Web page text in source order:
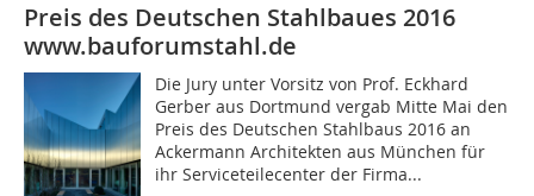
Preis des Deutschen Stahlbaues 2016
www.bauforumstahl.de
Die Jury unter Vorsitz von Prof. Eckhard
Gerber aus Dortmund vergab Mitte Mai den
Preis des Deutschen Stahlbaus 2016 an
Ackermann Architekten aus München für
ihr Serviceteilecenter der Firma...